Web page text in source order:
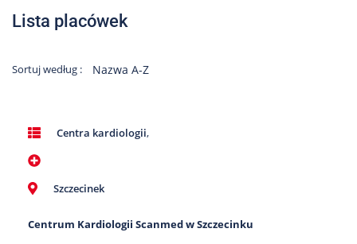
Lista placówek
Sortuj według : Nazwa A-Z
Centra kardiologii,
Szczecinek
Centrum Kardiologii Scanmed w Szczecinku